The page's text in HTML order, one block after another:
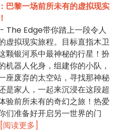
巴黎一场前所未有的虚拟现实
The Edge带你踏上一段令人
虚拟现实旅程。目标直指木卫
颗银河系中最神秘的行星！扮
机器人化身，组建你的小队，
座废弃的太空站，寻找那神秘
是家人，一起来沉浸在这段超
验前所未有的奇幻之旅！热爱
们准备好开启另一世界的门
[阅读更多]